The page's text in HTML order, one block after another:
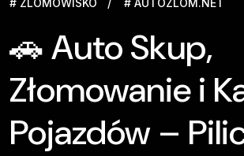
🚗 Auto Skup,
Złomowanie i
Pojazdów –